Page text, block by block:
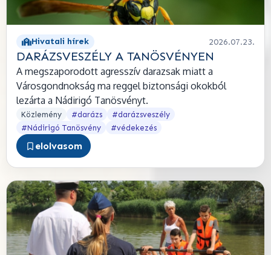
Hivatali hírek 2026.07.23.
DARÁZSVESZÉLY A TANÖSVÉNYEN
A megszaporodott agresszív darazsak miatt a
Városgondnokság ma reggel biztonsági okokból
lezárta a Nádirigó Tanösvényt.
Közlemény #darázs
#darázsveszély
#Nádirigó Tanösvény
#védekezés
elolvasom